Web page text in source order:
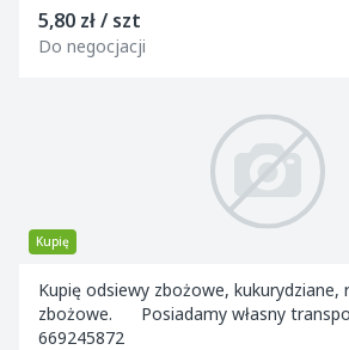
5,80 zł / szt
Do negocjacji
Kupię
Kupię odsiewy zbożowe, kukurydziane,
zbożowe. Posiadamy własny
669245872